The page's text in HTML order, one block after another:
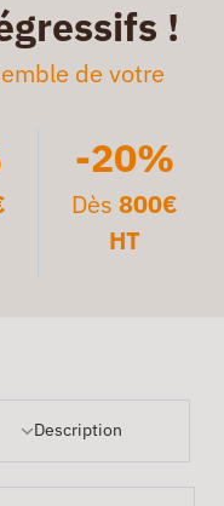
!
de votre
-20%
Dès 800€
HT
Description